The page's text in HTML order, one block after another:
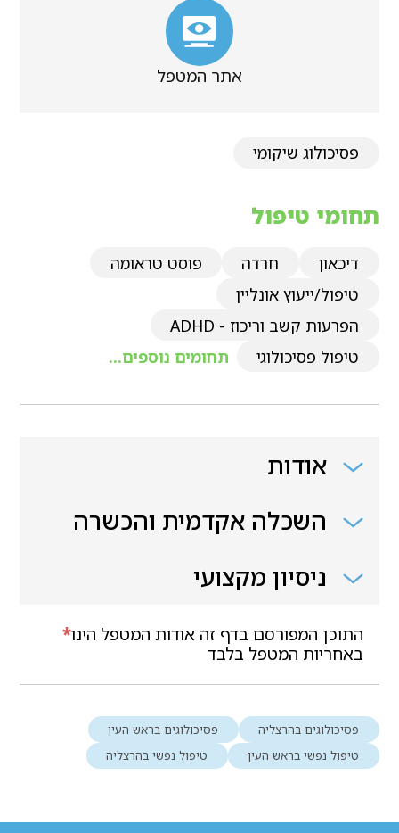
אתר המטפל
פסיכולוג שיקומי
תחומי טיפול
דיכאון חרדה
פוסט טראומה
טיפול/ייעוץ אונליין
הפרעות קשב וריכוז - ADHD
טיפול פסיכולוגי
תחומים נוספים...
אודות
השכלה אקדמית והכשרה
ניסיון מקצועי
*התוכן המפורסם בדף זה אודות המטפל הינו
באחריות המטפל בלבד
פסיכולוגים בהרצליה
פסיכולוגים בראש העין
טיפול נפשי בראש העין
טיפול נפשי בהרצליה